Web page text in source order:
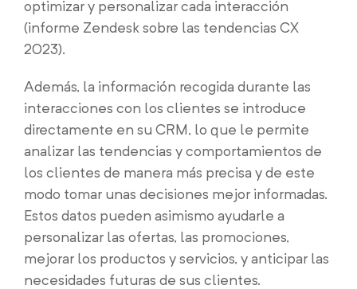
optimizar y personalizar cada interacción
(informe Zendesk sobre las tendencias CX
2023).
Además, la información recogida durante las
interacciones con los clientes se introduce
directamente en su CRM, lo que le permite
analizar las tendencias y comportamientos de
los clientes de manera más precisa y de este
modo tomar unas decisiones mejor informadas.
Estos datos pueden asimismo ayudarle a
personalizar las ofertas, las promociones,
mejorar los productos y servicios, y anticipar las
necesidades futuras de sus clientes.